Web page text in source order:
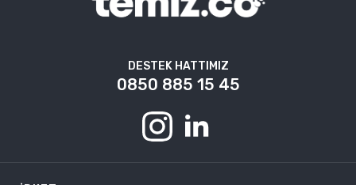
DESTEK HATTIMIZ
0850 885 15 45